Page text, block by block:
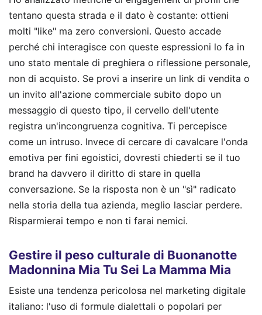
tentano questa strada e il dato è costante: ottieni
molti "like" ma zero conversioni. Questo accade
perché chi interagisce con queste espressioni lo fa in
uno stato mentale di preghiera o riflessione personale,
non di acquisto. Se provi a inserire un link di vendita o
un invito all'azione commerciale subito dopo un
messaggio di questo tipo, il cervello dell'utente
registra un'incongruenza cognitiva. Ti percepisce
come un intruso. Invece di cercare di cavalcare l'onda
emotiva per fini egoistici, dovresti chiederti se il tuo
brand ha davvero il diritto di stare in quella
conversazione. Se la risposta non è un "sì" radicato
nella storia della tua azienda, meglio lasciar perdere.
Risparmierai tempo e non ti farai nemici.
Gestire il peso culturale di Buonanotte
Madonnina Mia Tu Sei La Mamma Mia
Esiste una tendenza pericolosa nel marketing digitale
italiano: l'uso di formule dialettali o popolari per